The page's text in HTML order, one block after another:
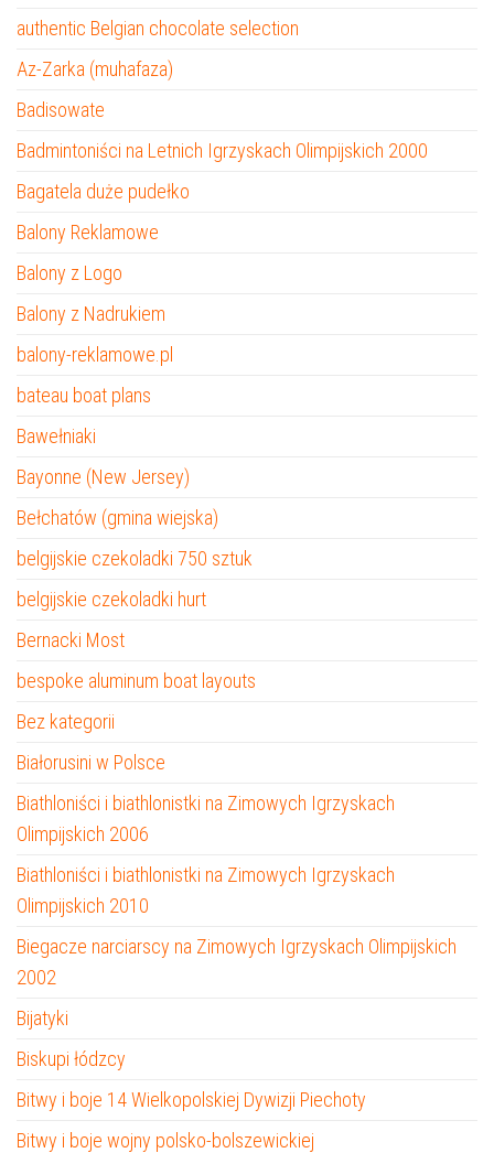
authentic Belgian chocolate selection
Az-Zarka (muhafaza)
Badisowate
Badmintoniści na Letnich Igrzyskach Olimpijskich 2000
Bagatela duże pudełko
Balony Reklamowe
Balony z Logo
Balony z Nadrukiem
balony-reklamowe.pl
bateau boat plans
Bawełniaki
Bayonne (New Jersey)
Bełchatów (gmina wiejska)
belgijskie czekoladki 750 sztuk
belgijskie czekoladki hurt
Bernacki Most
bespoke aluminum boat layouts
Bez kategorii
Białorusini w Polsce
Biathloniści i biathlonistki na Zimowych Igrzyskach
Olimpijskich 2006
Biathloniści i biathlonistki na Zimowych Igrzyskach
Olimpijskich 2010
Biegacze narciarscy na Zimowych Igrzyskach Olimpijskich
2002
Bijatyki
Biskupi łódzcy
Bitwy i boje 14 Wielkopolskiej Dywizji Piechoty
Bitwy i boje wojny polsko-bolszewickiej